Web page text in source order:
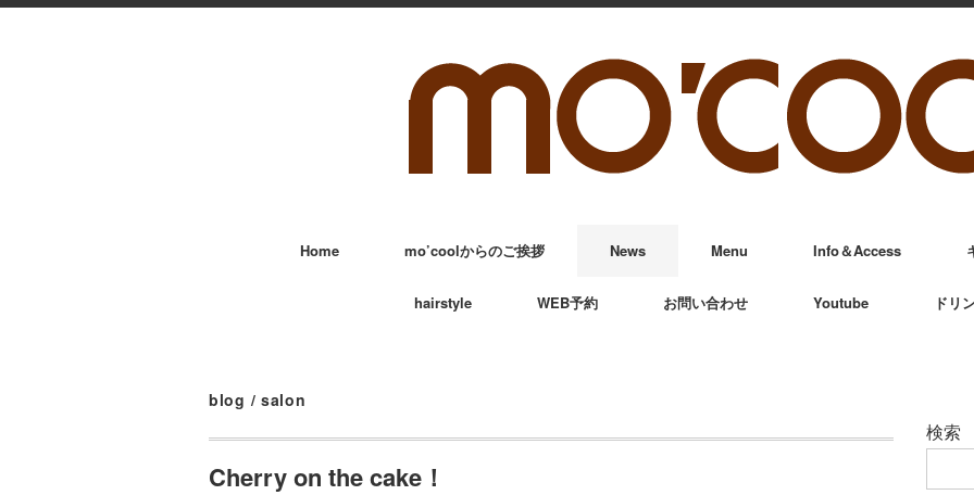
Home mo’coolからのご挨拶 News Menu Info＆Access
hairstyle WEB予約 お問い合わせ Youtube ドリ
blog / salon
Cherry on the cake！
検索